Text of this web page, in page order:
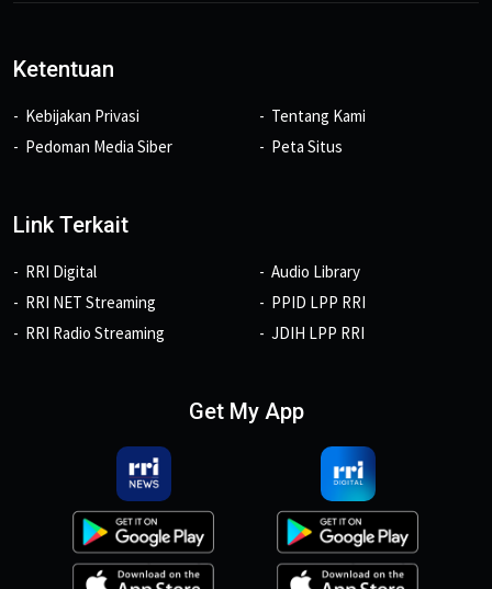
Ketentuan
Kebijakan Privasi
Pedoman Media Siber
Tentang Kami
Peta Situs
Link Terkait
RRI Digital
RRI NET Streaming
RRI Radio Streaming
Audio Library
PPID LPP RRI
JDIH LPP RRI
Get My App